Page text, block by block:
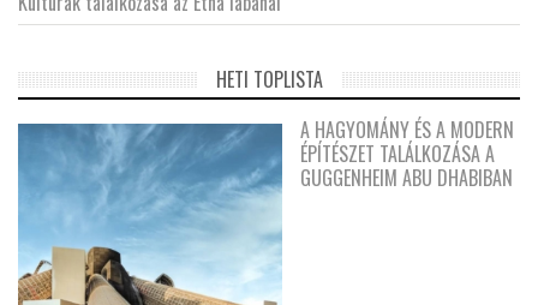
HETI TOPLISTA
A HAGYOMÁNY ÉS A MODERN
ÉPÍTÉSZET TALÁLKOZÁSA A
GUGGENHEIM ABU DHABIBAN